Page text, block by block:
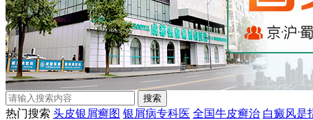
热门搜索 头皮银屑癣图 银屑病专科医 全国牛皮癣治 白癜风是